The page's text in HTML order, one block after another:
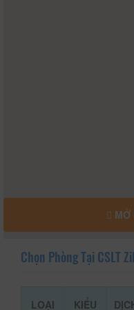
MỞ
Chọn Phòng Tại CSLT
LOẠI
KIỂU